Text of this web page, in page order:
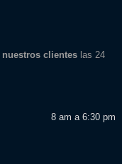
nuestros clienteslas 24
8 am a 6:30 pm